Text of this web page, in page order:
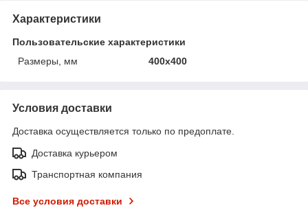
Характеристики
Пользовательские характеристики
Размеры, мм
400х400
Условия доставки
Доставка осуществляется только по предоплате.
Доставка курьером
Транспортная компания
Все условия доставки